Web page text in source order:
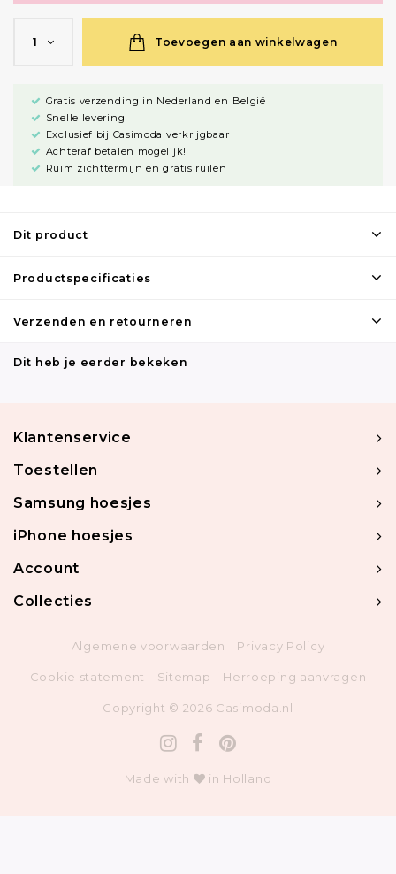
1 Toevoegen aan winkelwagen
Gratis verzending in Nederland en België
Snelle levering
Exclusief bij Casimoda verkrijgbaar
Achteraf betalen mogelijk!
Ruim zichttermijn en gratis ruilen
Dit product
Productspecificaties
Verzenden en retourneren
Dit heb je eerder bekeken
Klantenservice
Toestellen
Samsung hoesjes
iPhone hoesjes
Account
Collecties
Algemene voorwaarden Privacy Policy
Cookie statement Sitemap Herroeping aanvragen
Copyright © 2026 Casimoda.nl
Made with in Holland